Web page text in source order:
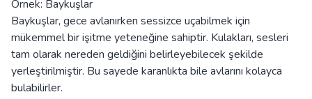
Örnek: Baykuşlar
Baykuşlar, gece avlanırken sessizce uçabilmek için
mükemmel bir işitme yeteneğine sahiptir. Kulakları, sesleri
tam olarak nereden geldiğini belirleyebilecek şekilde
yerleştirilmiştir. Bu sayede karanlıkta bile avlarını kolayca
bulabilirler.